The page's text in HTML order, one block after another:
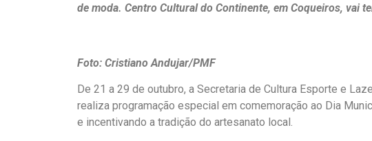
de moda. Centro Cultural do Continente, em Coqueiros, vai
Foto: Cristiano Andujar/PMF
De 21 a 29 de outubro, a Secretaria de Cultura Esporte e
realiza programação especial em comemoração ao Dia
e incentivando a tradição do artesanato local.